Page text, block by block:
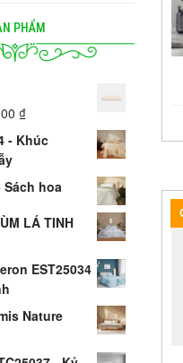
PHẨM
₫
- Khúc
Sách hoa
LÁ TINH
EST25034
Nature